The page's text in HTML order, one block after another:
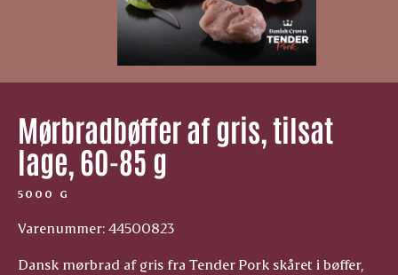
Mørbradbøffer af gris, tilsat
lage, 60-85 g
5000 G
Varenummer: 44500823
Dansk mørbrad af gris fra Tender Pork skåret i bøffer,